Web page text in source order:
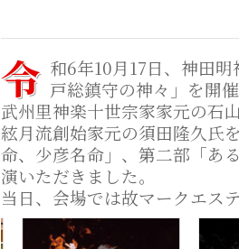
令 和6年10月17日、神田
戸総鎮守の神々」を開催
武州里神楽十世宗家家元の石
絃月流創始家元の須田隆久
命、少彦名命」、第二部「
演いただきました。
当日、会場では故マークエス